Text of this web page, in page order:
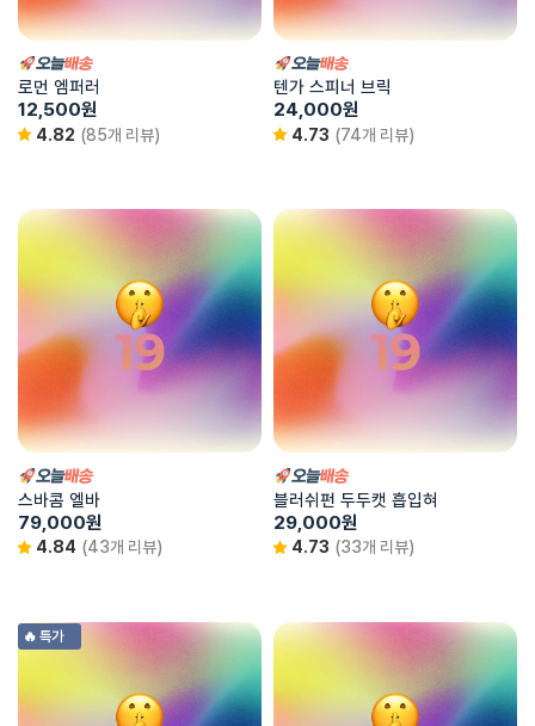
로먼 엠퍼러
12,500원
4.82 (85개 리뷰)
텐가 스피너 브릭
24,000원
4.73 (74개 리뷰)
스바콤 엘바
79,000원
4.84 (43개 리뷰)
블러쉬펀 두두캣 흡입혀
29,000원
4.73 (33개 리뷰)
🔥 특가